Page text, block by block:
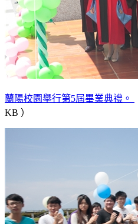
蘭陽校園舉行第5屆畢業典禮。
KB ）